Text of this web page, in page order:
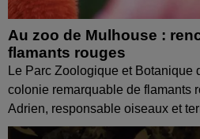
Au zoo de Mulhouse :
flamants rouges
Le Parc Zoologique et Botanique
colonie remarquable de flamants
Adrien, responsable oiseaux et